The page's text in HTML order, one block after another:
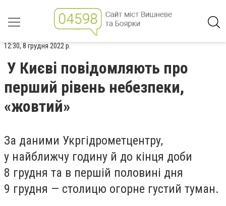
12:30, 8 грудня 2022 р.
У Києві повідомляють про
перший рівень небезпеки,
«жовтий»
За даними Укргідрометцентру,
у найближчу годину й до кінця доби
8 грудня та в першій половині дня
9 грудня — столицю огорне густий туман.